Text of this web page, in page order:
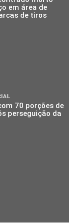
em área de
de tiros
70 porções de
perseguição da